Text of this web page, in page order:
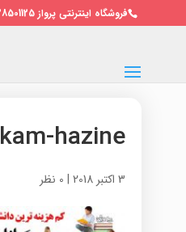
فروشگاه اینترنتی پرواز 09128501125 / 02122691010
kam-hazine
3 اکتبر 2018 | 0 نظر